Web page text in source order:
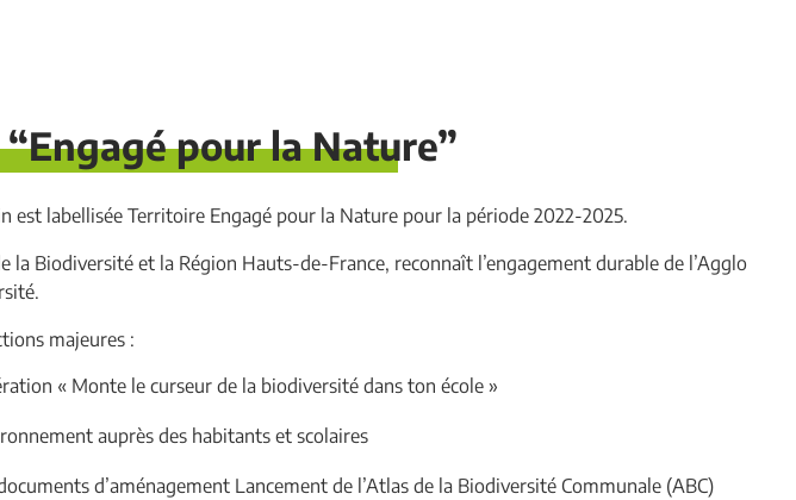
pour la Nature”
est labellisée Territoire Engagé pour la Nature pour la période 2022-2025.
la Biodiversité et la Région Hauts-de-France, reconnaît l’engagement durable de l’Agglo
majeures :
« Monte le curseur de la biodiversité dans ton école »
auprès des habitants et scolaires
d’aménagement Lancement de l’Atlas de la Biodiversité Communale (ABC)